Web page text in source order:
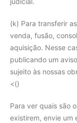
(k) Para transferir
venda, fusão,
aquisição. Nesse
publicando um
sujeito às nossas
<()
Para ver quais são
existirem, envie um